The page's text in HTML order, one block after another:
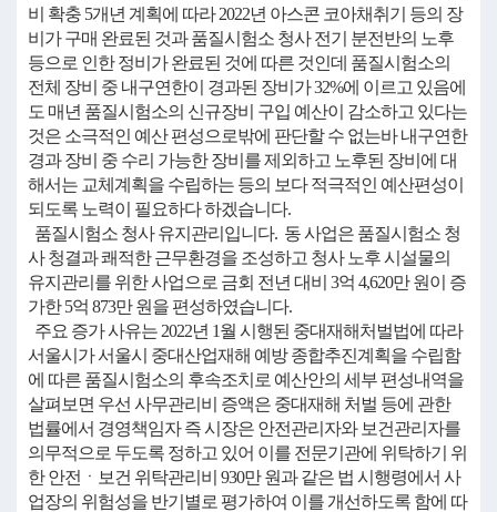
비 확충 5개년 계획에 따라 2022년 아스콘 코아채취기 등의 장
비가 구매 완료된 것과 품질시험소 청사 전기 분전반의 노후
등으로 인한 정비가 완료된 것에 따른 것인데 품질시험소의
전체 장비 중 내구연한이 경과된 장비가 32%에 이르고 있음에
도 매년 품질시험소의 신규장비 구입 예산이 감소하고 있다는
것은 소극적인 예산 편성으로밖에 판단할 수 없는바 내구연한
경과 장비 중 수리 가능한 장비를 제외하고 노후된 장비에 대
해서는 교체계획을 수립하는 등의 보다 적극적인 예산편성이
되도록 노력이 필요하다 하겠습니다.
품질시험소 청사 유지관리입니다. 동 사업은 품질시험소 청
사 청결과 쾌적한 근무환경을 조성하고 청사 노후 시설물의
유지관리를 위한 사업으로 금회 전년 대비 3억 4,620만 원이 증
가한 5억 873만 원을 편성하였습니다.
주요 증가 사유는 2022년 1월 시행된 중대재해처벌법에 따라
서울시가 서울시 중대산업재해 예방 종합추진계획을 수립함
에 따른 품질시험소의 후속조치로 예산안의 세부 편성내역을
살펴보면 우선 사무관리비 증액은 중대재해 처벌 등에 관한
법률에서 경영책임자 즉 시장은 안전관리자와 보건관리자를
의무적으로 두도록 정하고 있어 이를 전문기관에 위탁하기 위
한 안전ㆍ보건 위탁관리비 930만 원과 같은 법 시행령에서 사
업장의 위험성을 반기별로 평가하여 이를 개선하도록 함에 따